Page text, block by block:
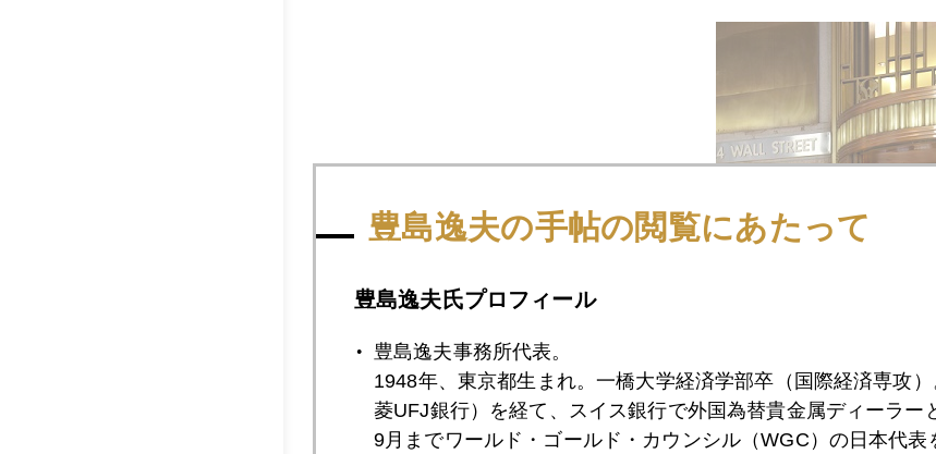
豊島逸夫の手帖の閲覧にあたって
豊島逸夫氏プロフィール
豊島逸夫事務所代表。
1948年、東京都生まれ。一橋大学経済学部卒（国際経済専攻
菱UFJ銀行）を経て、スイス銀行で外国為替貴金属ディーラー
9月までワールド・ゴールド・カウンシル（WGC）の日本代表